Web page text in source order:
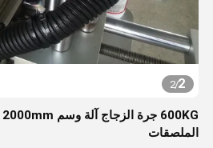
2
/
2
الملصقات